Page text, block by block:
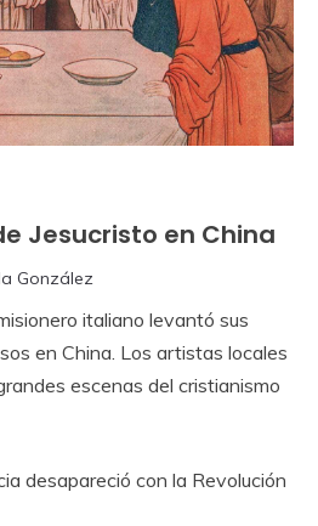
Jesucristo en China
González
italiano levantó sus
en China. Los artistas locales
escenas del cristianismo
desapareció con la Revolución